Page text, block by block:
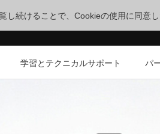
し続けることで、Cookieの使用に同意
学習とテクニカルサポート パ